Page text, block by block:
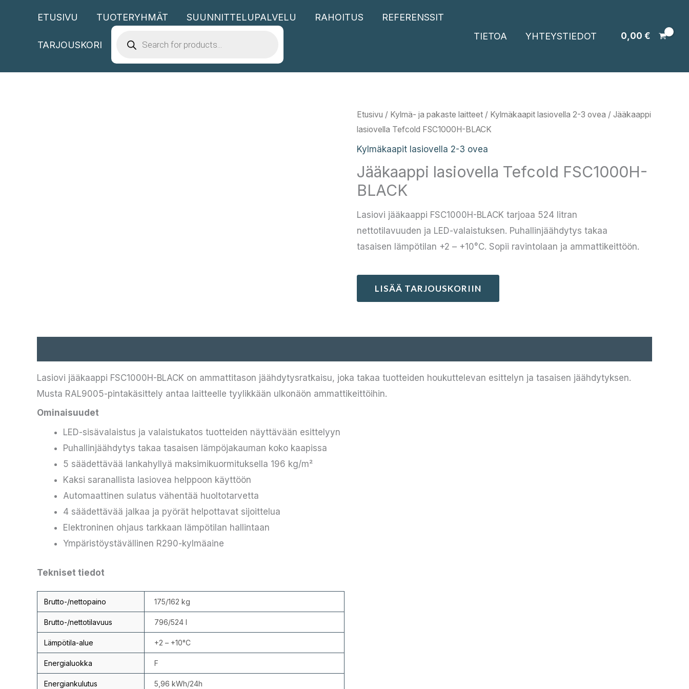
ETUSIVU TUOTERYHMÄT SUUNNITTELUPALVELU RAHOITUS REFERENSSIT
TARJOUSKORI
SEARCH
TIETOA YHTEYSTIEDOT 0,00 €
Etusivu / Kylmä- ja pakaste laitteet / Kylmäkaapit lasiovella 2-3 ovea / Jääkaappi
lasiovella Tefcold FSC1000H-BLACK
Kylmäkaapit lasiovella 2-3 ovea
Jääkaappi lasiovella Tefcold FSC1000H-
BLACK
Lasiovi jääkaappi FSC1000H-BLACK tarjoaa 524 litran
nettotilavuuden ja LED-valaistuksen. Puhallinjäähdytys takaa
tasaisen lämpötilan +2 – +10°C. Sopii ravintolaan ja ammattikeittöön.
LISÄÄ TARJOUSKORIIN
Lasiovi jääkaappi FSC1000H-BLACK on ammattitason jäähdytysratkaisu, joka takaa tuotteiden houkuttelevan esittelyn ja tasaisen jäähdytyksen.
Musta RAL9005-pintakäsittely antaa laitteelle tyylikkään ulkonäön ammattikeittöihin.
Ominaisuudet
LED-sisävalaistus ja valaistukatos tuotteiden näyttävään esittelyyn
Puhallinjäähdytys takaa tasaisen lämpöjakauman koko kaapissa
5 säädettävää lankahyllyä maksimikuormituksella 196 kg/m²
Kaksi saranallista lasiovea helppoon käyttöön
Automaattinen sulatus vähentää huoltotarvetta
4 säädettävää jalkaa ja pyörät helpottavat sijoittelua
Elektroninen ohjaus tarkkaan lämpötilan hallintaan
Ympäristöystävällinen R290-kylmäaine
Tekniset tiedot
Brutto-/nettopaino 175/162 kg
Brutto-/nettotilavuus 796/524 l
Lämpötila-alue +2 – +10°C
Energialuokka F
Energiankulutus 5,96 kWh/24h